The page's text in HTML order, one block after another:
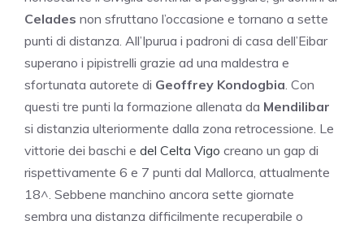
Celades non sfruttano l’occasione e tornano a sette
punti di distanza. All’Ipurua i padroni di casa dell’Eibar
superano i pipistrelli grazie ad una maldestra e
sfortunata autorete di Geoffrey Kondogbia. Con
questi tre punti la formazione allenata da Mendilibar
si distanzia ulteriormente dalla zona retrocessione. Le
vittorie dei baschi e del Celta Vigo creano un gap di
rispettivamente 6 e 7 punti dal Mallorca, attualmente
18^. Sebbene manchino ancora sette giornate
sembra una distanza difficilmente recuperabile o